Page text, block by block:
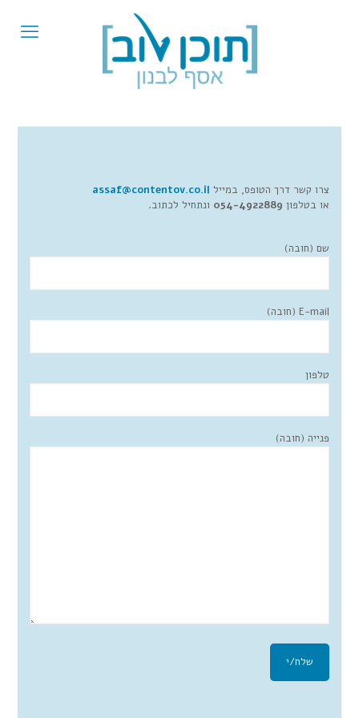
צרו קשר דרך הטופס, במייל assaf@contentov.co.il
או בטלפון 054-4922889 ונתחיל לכתוב.
שם (חובה)
E-mail (חובה)
טלפון
פנייה (חובה)